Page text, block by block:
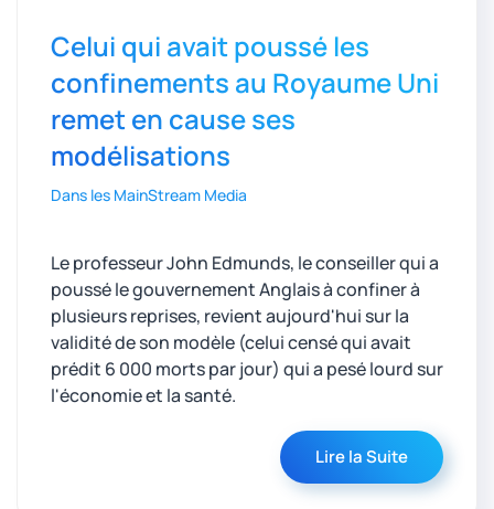
Celui qui avait poussé les
confinements au Royaume Uni
remet en cause ses
modélisations
Dans les MainStream Media
Le professeur John Edmunds, le conseiller qui a
poussé le gouvernement Anglais à confiner à
plusieurs reprises, revient aujourd'hui sur la
validité de son modèle (celui censé qui avait
prédit 6 000 morts par jour) qui a pesé lourd sur
l'économie et la santé.
Lire la Suite